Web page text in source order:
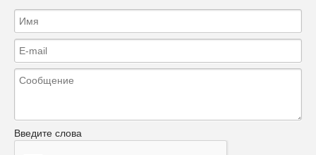
Введите слова